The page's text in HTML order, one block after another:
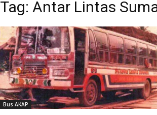
Tag: Antar Lintas
Bus AKAP